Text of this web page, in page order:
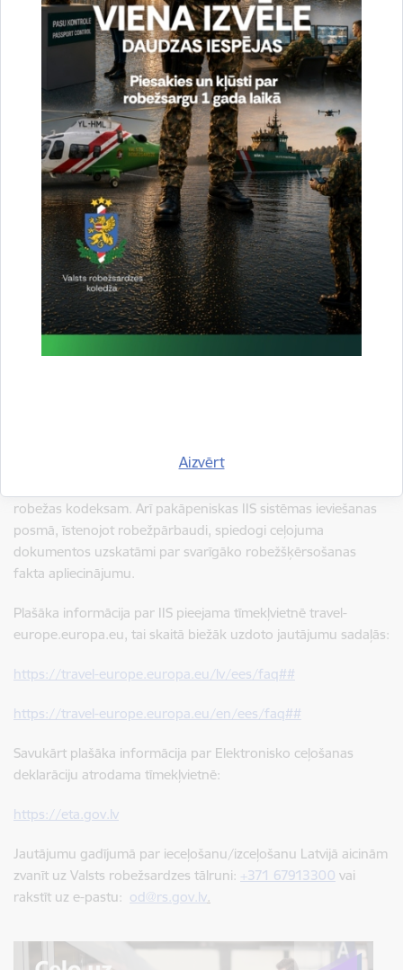
Aizvērt
Vēršam uzmanību, ka nākamos sešus mēnešus notiks
pakāpeniska IIS ieviešana gan Latvijā, gan Eiropas Savienībā
kopumā. Pilnīga sistēmas darbība būs nodrošināta no 2026.
gada 10. aprīļa. Līdz tam, šķērsojot Latvijas un citu Eiropas
valstu ārējās robežas, trešo valstu valstspiederīgajiem pasēs
joprojām tiks gan iespiesti ieceļošanas un izceļošanas
spiedogi, gan reģistrēti ceļotāja dati IIS. Tāpat pārejas periodā
nedarbosies uzturēšanās dienu automātiskais kalkulators. Šī
pieeja palīdzēs nodrošināt pakāpenisku pāreju un ļaus
robežkontroles punktiem pilnībā pielāgoties jaunajai sistēmai.
IIS funkcionalitātes ieviešana pilnā apmērā visās Eiropas
valstīs (pēc 2026. gada 10. aprīļa) ļaus atteikties no
spiedogiem pasēs un Eiropas dalībvalstīm elektroniski
apmainīties ar informāciju par ceļotāju.
Valsts robežsardze sadarbībā ar Iekšlietu ministrijas
Informācijas centru rūpīgi uzrauga sistēmas ieviešanas
Robežpārbaude attiecībā uz trešo valstu pilsoņu ieceļošanu
robežas kodeksam. Arī pakāpeniskas IIS sistēmas ieviešanas
posmā, īstenojot robežpārbaudi, spiedogi ceļojuma
dokumentos uzskatāmi par svarīgāko robežšķērsošanas
fakta apliecinājumu.
Plašāka informācija par IIS pieejama tīmekļvietnē travel-
europe.europa.eu, tai skaitā biežāk uzdoto jautājumu sadaļās:
https://travel-europe.europa.eu/lv/ees/faq##
https://travel-europe.europa.eu/en/ees/faq##
Savukārt plašāka informācija par Elektronisko ceļošanas
deklarāciju atrodama tīmekļvietnē:
https://eta.gov.lv
Jautājumu gadījumā par ieceļošanu/izceļošanu Latvijā aicinām
zvanīt uz Valsts robežsardzes tālruni: +371 67913300 vai
rakstīt uz e-pastu: od@rs.gov.lv.